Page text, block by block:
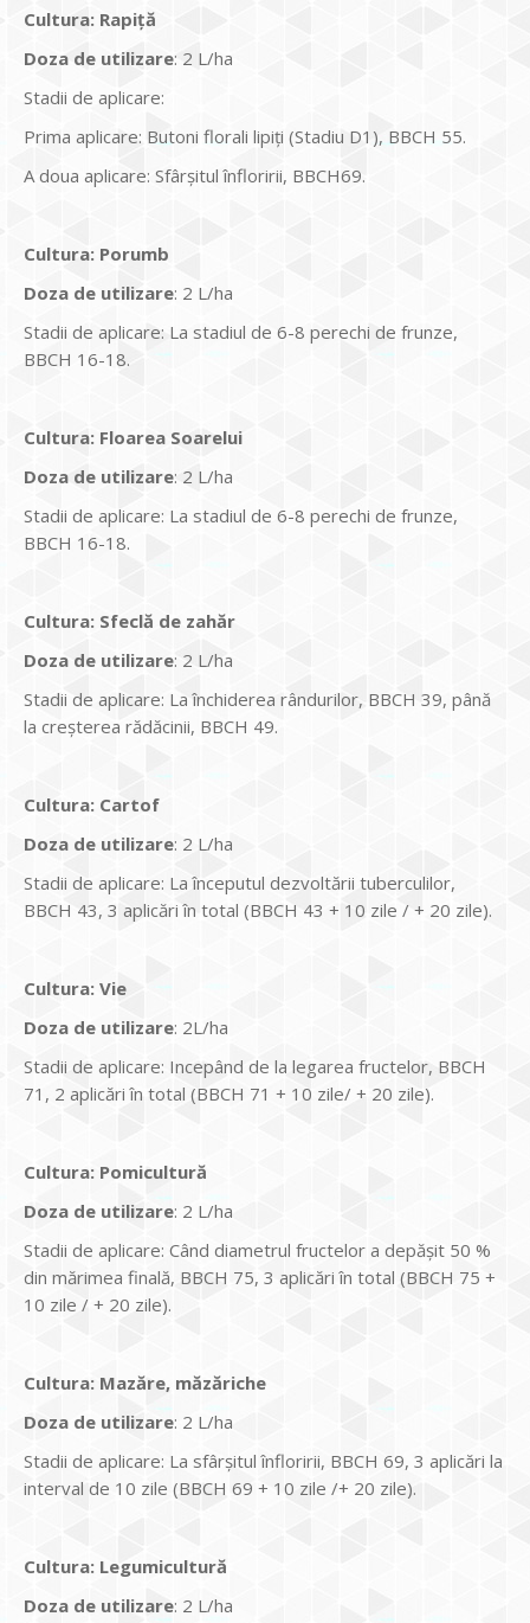
Cultura: Rapiță
Doza de utilizare: 2 L/ha
Stadii de aplicare:
Prima aplicare: Butoni florali lipiți (Stadiu D1), BBCH 55.
A doua aplicare: Sfârşitul înfloririi, BBCH69.
Cultura: Porumb
Doza de utilizare: 2 L/ha
Stadii de aplicare: La stadiul de 6-8 perechi de frunze,
BBCH 16-18.
Cultura: Floarea Soarelui
Doza de utilizare: 2 L/ha
Stadii de aplicare: La stadiul de 6-8 perechi de frunze,
BBCH 16-18.
Cultura: Sfeclă de zahăr
Doza de utilizare: 2 L/ha
Stadii de aplicare: La închiderea rândurilor, BBCH 39, până
la creşterea rădăcinii, BBCH 49.
Cultura: Cartof
Doza de utilizare: 2 L/ha
Stadii de aplicare: La începutul dezvoltării tuberculilor,
BBCH 43, 3 aplicări în total (BBCH 43 + 10 zile / + 20 zile).
Cultura: Vie
Doza de utilizare: 2L/ha
Stadii de aplicare: Incepând de la legarea fructelor, BBCH
71, 2 aplicări în total (BBCH 71 + 10 zile/ + 20 zile).
Cultura: Pomicultură
Doza de utilizare: 2 L/ha
Stadii de aplicare: Când diametrul fructelor a depășit 50 %
din mărimea finală, BBCH 75, 3 aplicări în total (BBCH 75 +
10 zile / + 20 zile).
Cultura: Mazăre, măzăriche
Doza de utilizare: 2 L/ha
Stadii de aplicare: La sfârșitul înfloririi, BBCH 69, 3 aplicări la
interval de 10 zile (BBCH 69 + 10 zile /+ 20 zile).
Cultura: Legumicultură
Doza de utilizare: 2 L/ha